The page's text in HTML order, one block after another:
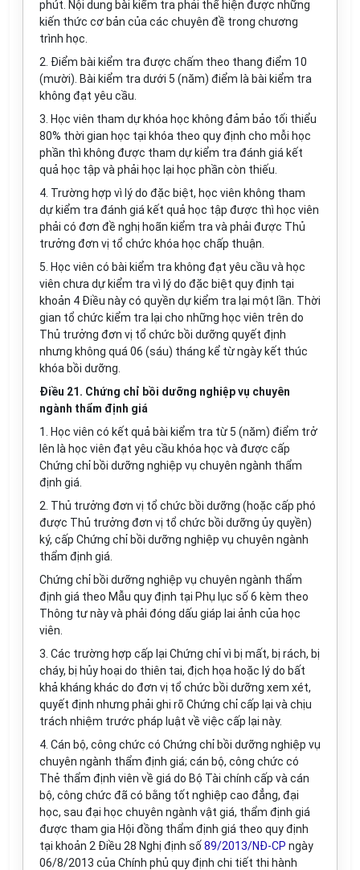
phút. Nội dung bài kiểm tra phải thể hiện được những
kiến thức cơ bản của các chuyên đề trong chương
trình học.
2. Điểm bài kiểm tra được chấm theo thang điểm 10
(mười). Bài kiểm tra dưới 5 (năm) điểm là bài kiểm tra
không đạt yêu cầu.
3. Học viên tham dự khóa học không đảm bảo tối thiểu
80% thời gian học tại khóa theo quy định cho mỗi học
phần thì không được tham dự kiểm tra đánh giá kết
quả học tập và phải học lại học phần còn thiếu.
4. Trường hợp vì lý do đặc biệt, học viên không tham
dự kiểm tra đánh giá kết quả học tập được thì học viên
phải có đơn đề nghị hoãn kiểm tra và phải được Thủ
trưởng đơn vị tổ chức khóa học chấp thuận.
5. Học viên có bài kiểm tra không đạt yêu cầu và học
viên chưa dự kiểm tra vì lý do đặc biệt quy định tại
khoản 4 Điều này có quyền dự kiểm tra lại một lần. Thời
gian tổ chức kiểm tra lại cho những học viên trên do
Thủ trưởng đơn vị tổ chức bồi dưỡng quyết định
nhưng không quá 06 (sáu) tháng kể từ ngày kết thúc
khóa bồi dưỡng.
Điều 21. Chứng chỉ bồi dưỡng nghiệp vụ chuyên
ngành thẩm định giá
1. Học viên có kết quả bài kiểm tra từ 5 (năm) điểm trở
lên là học viên đạt yêu cầu khóa học và được cấp
Chứng chỉ bồi dưỡng nghiệp vụ chuyên ngành thẩm
định giá.
2. Thủ trưởng đơn vị tổ chức bồi dưỡng (hoặc cấp phó
được Thủ trưởng đơn vị tổ chức bồi dưỡng ủy quyền)
ký, cấp Chứng chỉ bồi dưỡng nghiệp vụ chuyên ngành
thẩm định giá.
Chứng chỉ bồi dưỡng nghiệp vụ chuyên ngành thẩm
định giá theo Mẫu quy định tại Phụ lục số 6 kèm theo
Thông tư này và phải đóng dấu giáp lai ảnh của học
viên.
3. Các trường hợp cấp lại Chứng chỉ vì bị mất, bị rách, bị
cháy, bị hủy hoại do thiên tai, địch họa hoặc lý do bất
khả kháng khác do đơn vị tổ chức bồi dưỡng xem xét,
quyết định nhưng phải ghi rõ Chứng chỉ cấp lại và chịu
trách nhiệm trước pháp luật về việc cấp lại này.
4. Cán bộ, công chức có Chứng chỉ bồi dưỡng nghiệp vụ
chuyên ngành thẩm định giá; cán bộ, công chức có
Thẻ thẩm định viên về giá do Bộ Tài chính cấp và cán
bộ, công chức đã có bằng tốt nghiệp cao đẳng, đại
học, sau đại học chuyên ngành vật giá, thẩm định giá
được tham gia Hội đồng thẩm định giá theo quy định
tại khoản 2 Điều 28 Nghị định số 89/2013/NĐ-CP ngày
06/8/2013 của Chính phủ quy định chi tiết thi hành